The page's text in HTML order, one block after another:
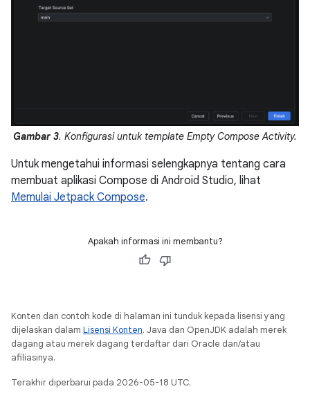
Gambar 3. Konfigurasi untuk template Empty Compose Activity.
Untuk mengetahui informasi selengkapnya tentang cara
membuat aplikasi Compose di Android Studio, lihat
Memulai Jetpack Compose.
Apakah informasi ini membantu?
Konten dan contoh kode di halaman ini tunduk kepada lisensi yang
dijelaskan dalam Lisensi Konten. Java dan OpenJDK adalah merek
dagang atau merek dagang terdaftar dari Oracle dan/atau
afiliasinya.
Terakhir diperbarui pada 2026-05-18 UTC.